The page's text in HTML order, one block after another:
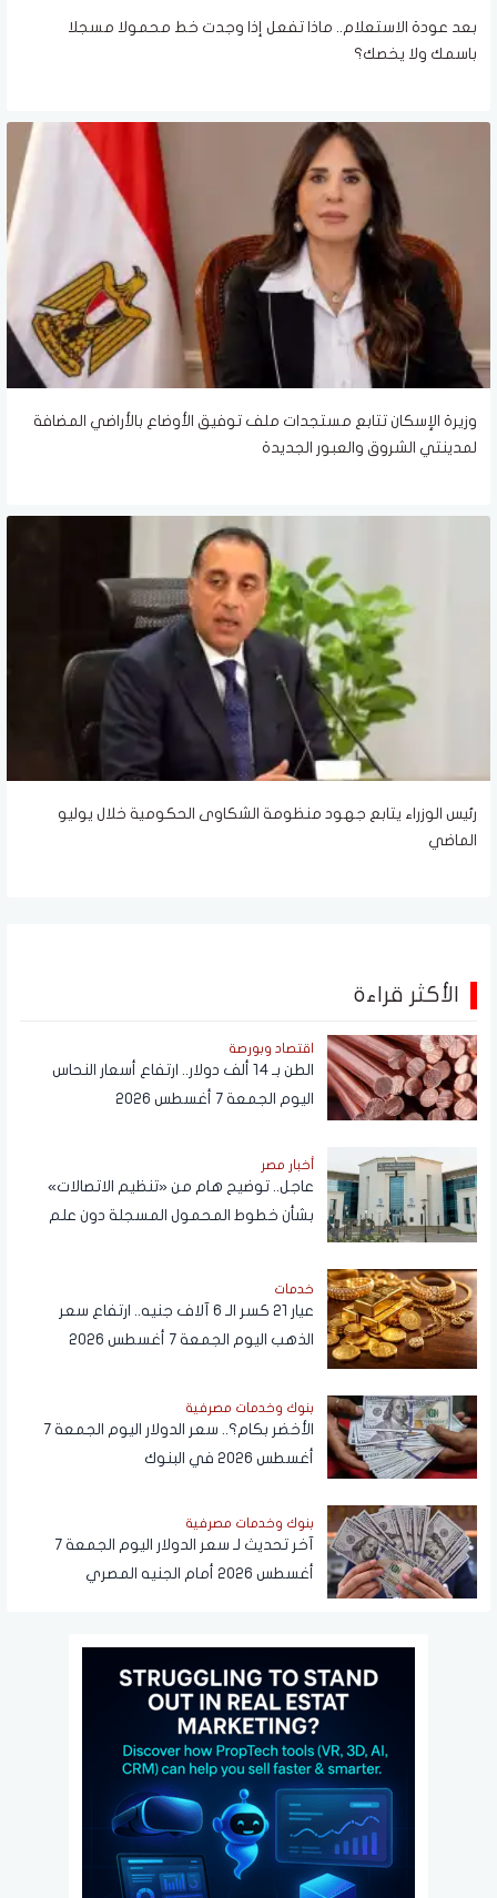
بعد عودة الاستعلام.. ماذا تفعل إذا وجدت خط محمولا مسجلا
باسمك ولا يخصك؟
وزيرة الإسكان تتابع مستجدات ملف توفيق الأوضاع بالأراضي المضافة
لمدينتي الشروق والعبور الجديدة
رئيس الوزراء يتابع جهود منظومة الشكاوى الحكومية خلال يوليو
الماضي
الأكثر قراءة
اقتصاد وبورصة
الطن بـ 14 ألف دولار.. ارتفاع أسعار النحاس
اليوم الجمعة 7 أغسطس 2026
أخبار مصر
عاجل.. توضيح هام من «تنظيم الاتصالات»
بشأن خطوط المحمول المسجلة دون علم
خدمات
عيار 21 كسر الـ 6 آلاف جنيه.. ارتفاع سعر
الذهب اليوم الجمعة 7 أغسطس 2026
بنوك وخدمات مصرفية
الأخضر بكام؟.. سعر الدولار اليوم الجمعة 7
أغسطس 2026 في البنوك
بنوك وخدمات مصرفية
آخر تحديث لـ سعر الدولار اليوم الجمعة 7
أغسطس 2026 أمام الجنيه المصري